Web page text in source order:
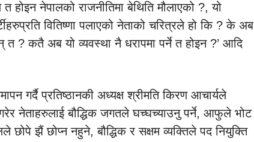
होइन नेपालको राजनीतिमा बेथिति मौलाएको ?, यो
वितिष्णा पलाएको नेताको चरित्रले हो कि ? के अब
? कतै अब यो व्यवस्था नै धरापमा पर्ने त होइन ?’ आदि
गर्दै प्रतिष्ठानकी अध्यक्ष श्रीमति किरण आचार्यले
नेताहरुलाई बौद्धिक जगतले घच्घच्याउनु पर्ने, आफुले भोट
छोपे झैं छोप्न नहुने, बौद्धिक र सक्षम व्यक्तिले पद नियुक्ति